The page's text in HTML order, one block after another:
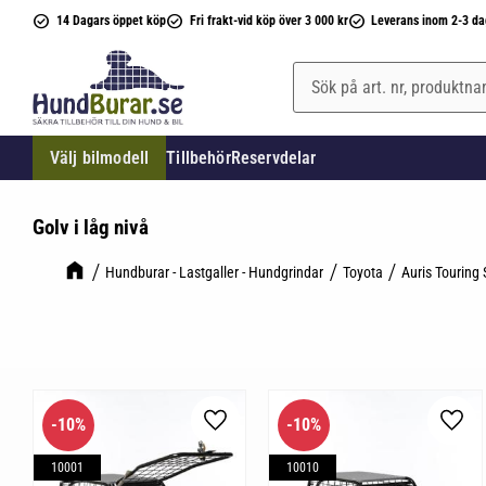
14 Dagars öppet köp Fri frakt-vid köp över 3 000 kr Leverans inom 2-3
Välj bilmodell TillbehörReservdelar
Golv i låg nivå
Hundburar - Lastgaller - Hundgrindar Toyota Auris Touring
10%
10001
Lägg till i favoriter
10%
10010